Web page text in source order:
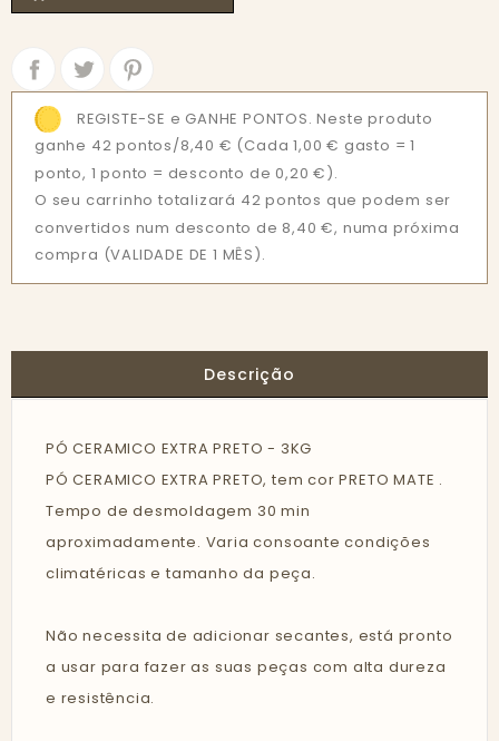
REGISTE-SE e GANHE PONTOS. Neste produto
ganhe 42 pontos/8,40 € (Cada 1,00 € gasto = 1
ponto, 1 ponto = desconto de 0,20 €).
O seu carrinho totalizará 42 pontos que podem ser
convertidos num desconto de 8,40 €, numa próxima
compra (VALIDADE DE 1 MÊS).
Descrição
PÓ CERAMICO EXTRA PRETO - 3KG
PÓ CERAMICO EXTRA PRETO, tem cor PRETO MATE .
Tempo de desmoldagem 30 min
aproximadamente. Varia consoante condições
climatéricas e tamanho da peça.
Não necessita de adicionar secantes, está pronto
a usar para fazer as suas peças com alta dureza
e resistência.